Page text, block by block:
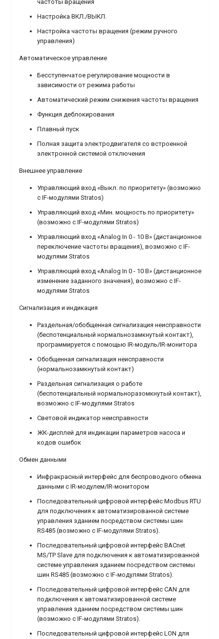
частоты вращения
Настройка ВКЛ./ВЫКЛ.
Настройка частоты вращения (режим ручного
управления)
Автоматическое управление
Бесступенчатое регулирование мощности в
зависимости от режима работы
Автоматический режим снижения частоты вращения
Функция деблокирования
Плавный пуск
Полная защита электродвигателя со встроенной
электронной системой отключения
Внешнее управление
Управляющий вход «Выкл. по приоритету» (возможно
с IF-модулями Stratos)
Управляющий вход «Мин. мощность по приоритету»
(возможно с IF-модулями Stratos)
Управляющий вход «Analog In 0 - 10 В» (дистанционное
переключение частоты вращения), возможно с IF-
модулями Stratos
Управляющий вход «Analog In 0 - 10 В» (дистанционное
изменение заданного значения), возможно с IF-
модулями Stratos
Сигнализация и индикация
Раздельная/обобщенная сигнализация неисправности
(беспотенциальный нормальнозамкнутый контакт),
программируется с помощью IR-модуль/IR-монитора
Обобщенная сигнализация неисправности
(нормальнозамкнутый контакт)
Раздельная сигнализация о работе
(беспотенциальный нормальноразомкнутый контакт),
возможно с IF-модулями Stratos
Световой индикатор неисправности
ЖК-дисплей для индикации параметров насоса и
кодов ошибок
Обмен данными
Инфракрасный интерфейс для беспроводного обмена
данными с IR-модулем/IR-монитором
Последовательный цифровой интерфейс Modbus RTU
для подключения к автоматизированной системе
управления зданием посредством системы шин
RS485 (возможно с IF-модулями Stratos).
Последовательный цифровой интерфейс BACnet
MS/TP Slave для подключения к автоматизированной
системе управления зданием посредством системы
шин RS485 (возможно с IF-модулями Stratos).
Последовательный цифровой интерфейс CAN для
подключения к автоматизированной системе
управления зданием посредством системы шин
(возможно с IF-модулями Stratos).
Последовательный цифровой интерфейс LON для